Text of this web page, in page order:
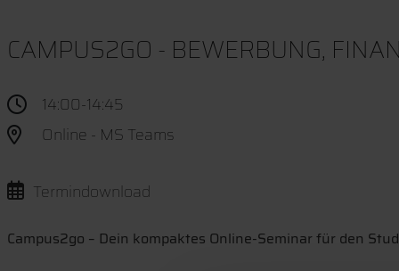
CAMPUS2GO - BEWERBUNG,
14:00-14:45
Online - MS Teams
Termindownload
Campus2go – Dein kompaktes Online-Seminar für den